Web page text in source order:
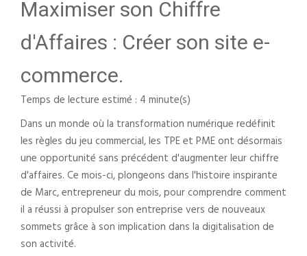
Maximiser son Chiffre
d'Affaires : Créer son site e-
commerce.
Temps de lecture estimé : 4 minute(s)
Dans un monde où la transformation numérique redéfinit
les règles du jeu commercial, les TPE et PME ont désormais
une opportunité sans précédent d'augmenter leur chiffre
d'affaires. Ce mois-ci, plongeons dans l'histoire inspirante
de Marc, entrepreneur du mois, pour comprendre comment
il a réussi à propulser son entreprise vers de nouveaux
sommets grâce à son implication dans la digitalisation de
son activité.